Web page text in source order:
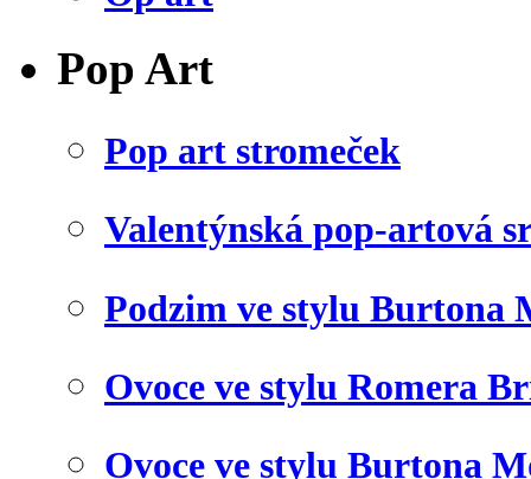
Pop Art
Pop art stromeček
Valentýnská pop-artová
Podzim ve stylu Burtona
Ovoce ve stylu Romera
Ovoce ve stylu Burtona